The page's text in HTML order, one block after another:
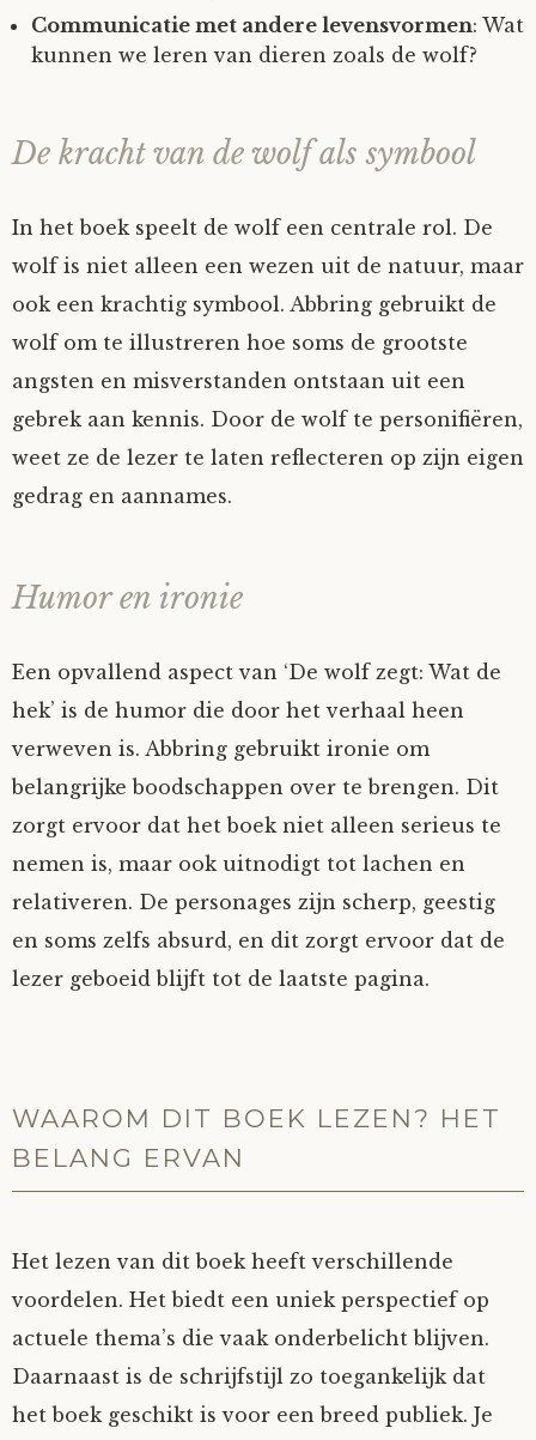
Communicatie met andere levensvormen: Wat
kunnen we leren van dieren zoals de wolf?
De kracht van de wolf als symbool
In het boek speelt de wolf een centrale rol. De
wolf is niet alleen een wezen uit de natuur, maar
ook een krachtig symbool. Abbring gebruikt de
wolf om te illustreren hoe soms de grootste
angsten en misverstanden ontstaan uit een
gebrek aan kennis. Door de wolf te personifiëren,
weet ze de lezer te laten reflecteren op zijn eigen
gedrag en aannames.
Humor en ironie
Een opvallend aspect van ‘De wolf zegt: Wat de
hek’ is de humor die door het verhaal heen
verweven is. Abbring gebruikt ironie om
belangrijke boodschappen over te brengen. Dit
zorgt ervoor dat het boek niet alleen serieus te
nemen is, maar ook uitnodigt tot lachen en
relativeren. De personages zijn scherp, geestig
en soms zelfs absurd, en dit zorgt ervoor dat de
lezer geboeid blijft tot de laatste pagina.
WAAROM DIT BOEK LEZEN? HET
BELANG ERVAN
Het lezen van dit boek heeft verschillende
voordelen. Het biedt een uniek perspectief op
actuele thema’s die vaak onderbelicht blijven.
Daarnaast is de schrijfstijl zo toegankelijk dat
het boek geschikt is voor een breed publiek. Je